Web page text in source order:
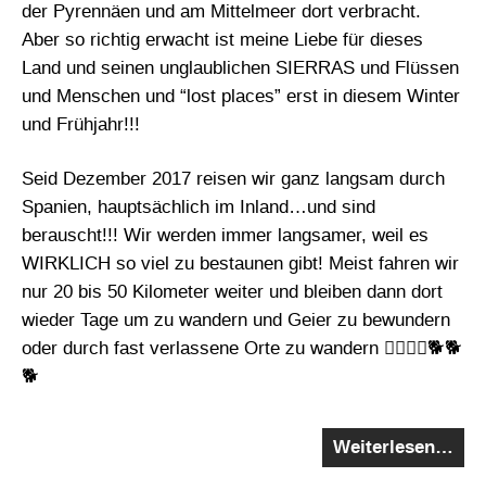
der Pyrennäen und am Mittelmeer dort verbracht.
Aber so richtig erwacht ist meine Liebe für dieses
Land und seinen unglaublichen SIERRAS und Flüssen
und Menschen und “lost places” erst in diesem Winter
und Frühjahr!!!
Seid Dezember 2017 reisen wir ganz langsam durch
Spanien, hauptsächlich im Inland…und sind
berauscht!!! Wir werden immer langsamer, weil es
WIRKLICH so viel zu bestaunen gibt! Meist fahren wir
nur 20 bis 50 Kilometer weiter und bleiben dann dort
wieder Tage um zu wandern und Geier zu bewundern
oder durch fast verlassene Orte zu wandern 🚶‍♂️🚶‍♀️🐕🐕
🐕
Weiterlesen…